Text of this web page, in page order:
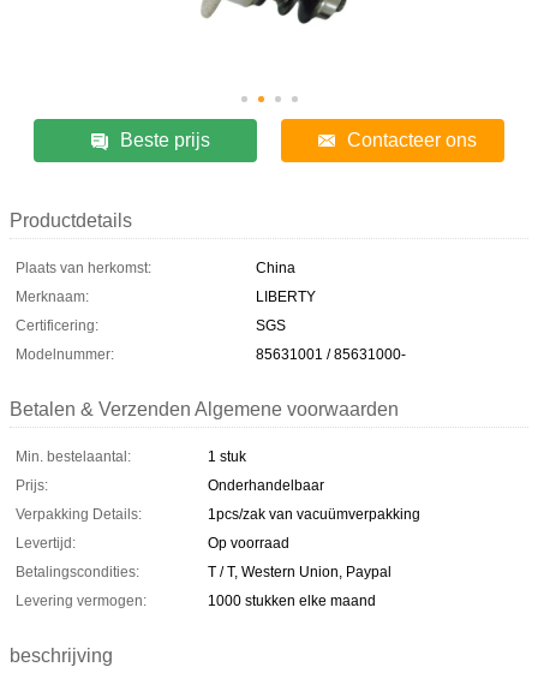
Beste prijs Contacteer ons
Productdetails
Plaats van herkomst:
China
Merknaam:
LIBERTY
Certificering:
SGS
Modelnummer:
85631001 / 85631000-
Betalen & Verzenden Algemene voorwaarden
Min. bestelaantal:
1 stuk
Prijs:
Onderhandelbaar
Verpakking Details:
1pcs/zak van vacuümverpakking
Levertijd:
Op voorraad
Betalingscondities:
T / T, Western Union, Paypal
Levering vermogen:
1000 stukken elke maand
beschrijving